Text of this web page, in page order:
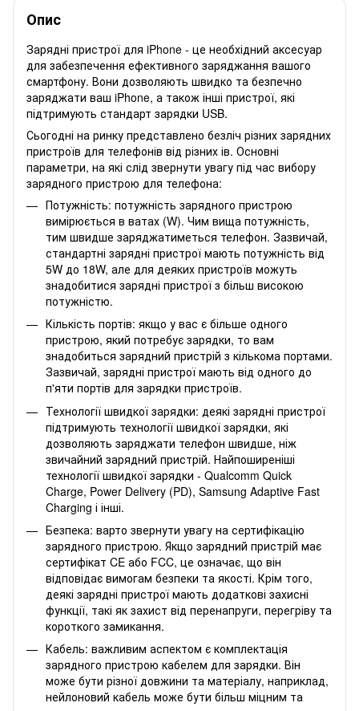
Опис
Зарядні пристрої для iPhone - це необхідний аксесуар
для забезпечення ефективного заряджання вашого
смартфону. Вони дозволяють швидко та безпечно
заряджати ваш iPhone, а також інші пристрої, які
підтримують стандарт зарядки USB.
Сьогодні на ринку представлено безліч різних зарядних
пристроїв для телефонів від різних ів. Основні
параметри, на які слід звернути увагу під час вибору
зарядного пристрою для телефона:
Потужність: потужність зарядного пристрою
вимірюється в ватах (W). Чим вища потужність,
тим швидше заряджатиметься телефон. Зазвичай,
стандартні зарядні пристрої мають потужність від
5W до 18W, але для деяких пристроїв можуть
знадобитися зарядні пристрої з більш високою
потужністю.
Кількість портів: якщо у вас є більше одного
пристрою, який потребує зарядки, то вам
знадобиться зарядний пристрій з кількома портами.
Зазвичай, зарядні пристрої мають від одного до
п'яти портів для зарядки пристроїв.
Технології швидкої зарядки: деякі зарядні пристрої
підтримують технології швидкої зарядки, які
дозволяють заряджати телефон швидше, ніж
звичайний зарядний пристрій. Найпоширеніші
технології швидкої зарядки - Qualcomm Quick
Charge, Power Delivery (PD), Samsung Adaptive Fast
Charging і інші.
Безпека: варто звернути увагу на сертифікацію
зарядного пристрою. Якщо зарядний пристрій має
сертифікат CE або FCC, це означає, що він
відповідає вимогам безпеки та якості. Крім того,
деякі зарядні пристрої мають додаткові захисні
функції, такі як захист від перенапруги, перегріву та
короткого замикання.
Кабель: важливим аспектом є комплектація
зарядного пристрою кабелем для зарядки. Він
може бути різної довжини та матеріалу, наприклад,
нейлоновий кабель може бути більш міцним та